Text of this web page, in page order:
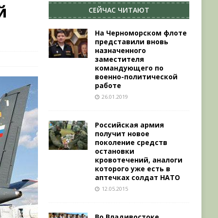
СЕЙЧАС ЧИТАЮТ
На Черноморском флоте
представили вновь
назначенного
заместителя
командующего по
военно-политической
работе
26.01.2019
Российская армия
получит новое
поколение средств
остановки
кровотечений, аналоги
которого уже есть в
аптечках солдат НАТО
12.05.2015